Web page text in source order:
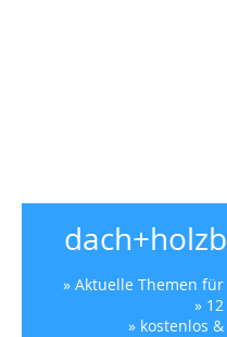
» Aktuelle Themen
»
» kostenlos